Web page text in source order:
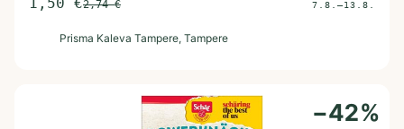
2,74€ 7.8.–13.8.
Prisma Kaleva Tampere, Tampere
−42%